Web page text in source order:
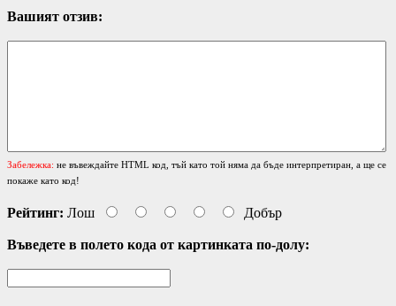
Вашият отзив:
Забележка: не въвеждайте HTML код, тъй като той няма да бъде интерпретиран, а ще се
покаже като код!
Рейтинг: Лош Добър
Въведете в полето кода от картинката по-долу: